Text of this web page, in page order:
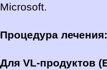
Microsoft.
Процедура
Для VL-продуктов